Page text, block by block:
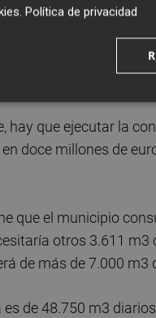
urbanístico
el Ayuntamiento
el suministro de
hay que ejecutar la
doce millones de
que el municipio
otros 3.611
de más de 7.000 m3
de 48.750 m3
. Política de privacidad